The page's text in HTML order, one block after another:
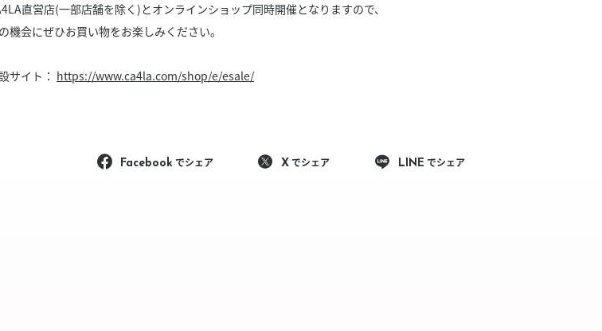
スタッフ募集（スポットで働きたい
方）
直営店(一部店舗を除く)とオンラインショップ同時開催となりますので、
機会にぜひお買い物をお楽しみください。
サイト： https://www.ca4la.com/shop/e/esale/
Facebook でシェア X でシェア LINE でシェア